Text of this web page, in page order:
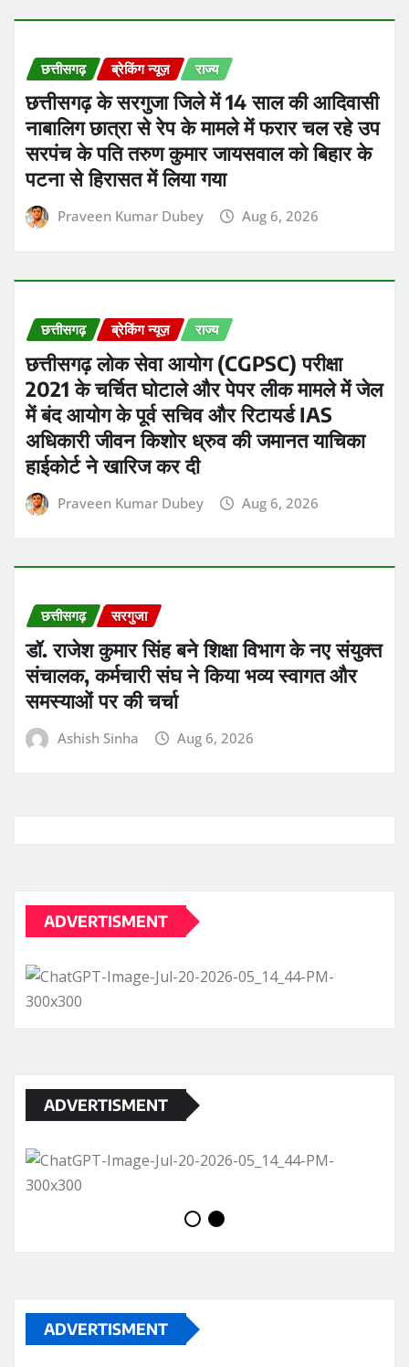
छत्तीसगढ़ ब्रेकिंग न्यूज़ राज्य
छत्तीसगढ़ के सरगुजा जिले में 14 साल की आदिवासी
नाबालिग छात्रा से रेप के मामले में फरार चल रहे उप
सरपंच के पति तरुण कुमार जायसवाल को बिहार के
पटना से हिरासत में लिया गया
Praveen Kumar Dubey Aug 6, 2026
छत्तीसगढ़ ब्रेकिंग न्यूज़ राज्य
छत्तीसगढ़ लोक सेवा आयोग (CGPSC) परीक्षा
2021 के चर्चित घोटाले और पेपर लीक मामले में जेल
में बंद आयोग के पूर्व सचिव और रिटायर्ड IAS
अधिकारी जीवन किशोर ध्रुव की जमानत याचिका
हाईकोर्ट ने खारिज कर दी
Praveen Kumar Dubey Aug 6, 2026
छत्तीसगढ़ सरगुजा
डॉ. राजेश कुमार सिंह बने शिक्षा विभाग के नए संयुक्त
संचालक, कर्मचारी संघ ने किया भव्य स्वागत और
समस्याओं पर की चर्चा
Ashish Sinha Aug 6, 2026
ADVERTISMENT
ADVERTISMENT
ADVERTISMENT